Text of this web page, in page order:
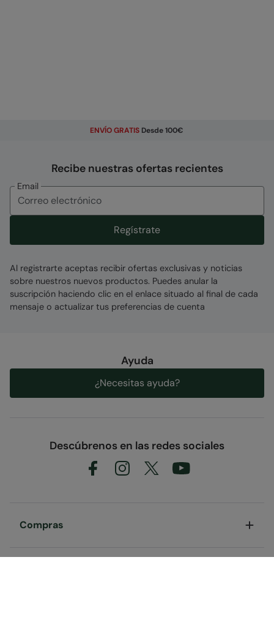
ENVÍO GRATISDesde 100€
Recibe nuestras ofertas recientes
Email
Regístrate
Al registrarte aceptas recibir ofertas exclusivas y noticias
sobre nuestros nuevos productos. Puedes anular la
suscripción haciendo clic en el enlace situado al final de cada
mensaje o actualizar tus preferencias de cuenta
Ayuda
¿Necesitas ayuda?
Descúbrenos en las redes sociales
Compras